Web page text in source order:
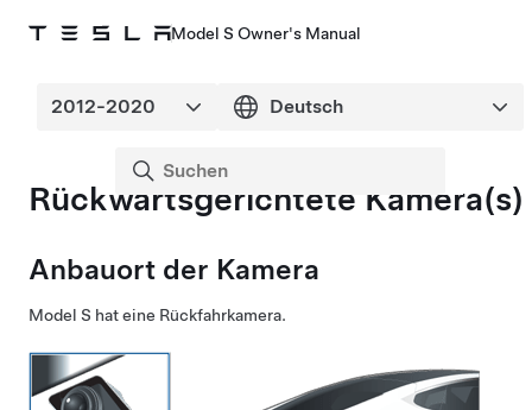
Model S Owner's Manual
Rückwärtsgerichtete Kamera(s)
Anbauort der Kamera
Model S hat eine Rückfahrkamera.